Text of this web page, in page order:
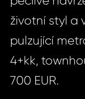
životní styl a
pulzující
4+kk,
700 EUR.